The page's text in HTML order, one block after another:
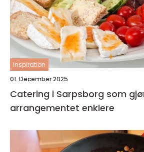
inspiration
01. December 2025
Catering i Sarpsborg som
arrangementet enklere